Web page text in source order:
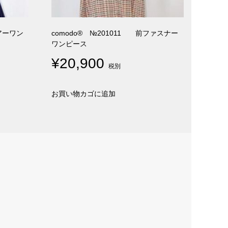
ワン
comodo® №201011 前ファスナー
ワンピース
¥20,900 税別
お買い物カゴに追加